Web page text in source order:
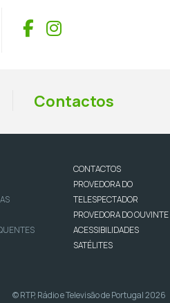
Facebook
Instagram
Contactos
CONTACTOS
PROVEDORA DO
TELESPECTADOR
PROVEDORA DO OUVINTE
ACESSIBILIDADES
SATÉLITES
© RTP, Rádio e Televisão de Portugal 2026